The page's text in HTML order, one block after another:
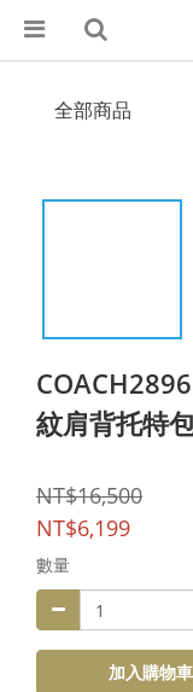
全部商品
紋肩背托特
NT$16,500
NT$6,199
數量
加入購物車